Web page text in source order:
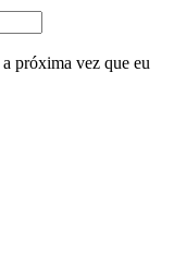
próxima vez que eu